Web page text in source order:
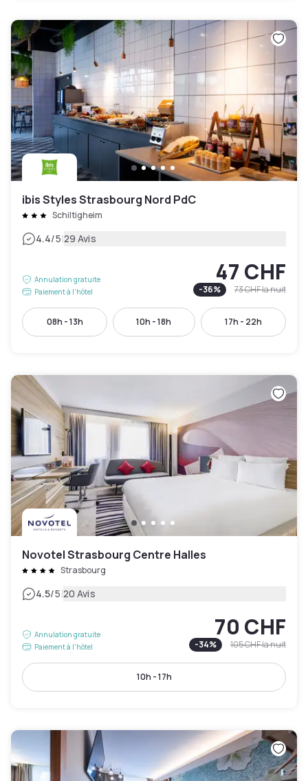
ibis Styles Strasbourg Nord PdC
Schiltigheim
4.4/5|29 Avis
Annulation gratuite
Paiement à l'hôtel
47 CHF
-36% 73 CHFla nuit
08h - 13h 10h - 18h 17h - 22h
Novotel Strasbourg Centre Halles
Strasbourg
4.5/5|20 Avis
Annulation gratuite
Paiement à l'hôtel
70 CHF
-34% 105 CHFla nuit
10h - 17h